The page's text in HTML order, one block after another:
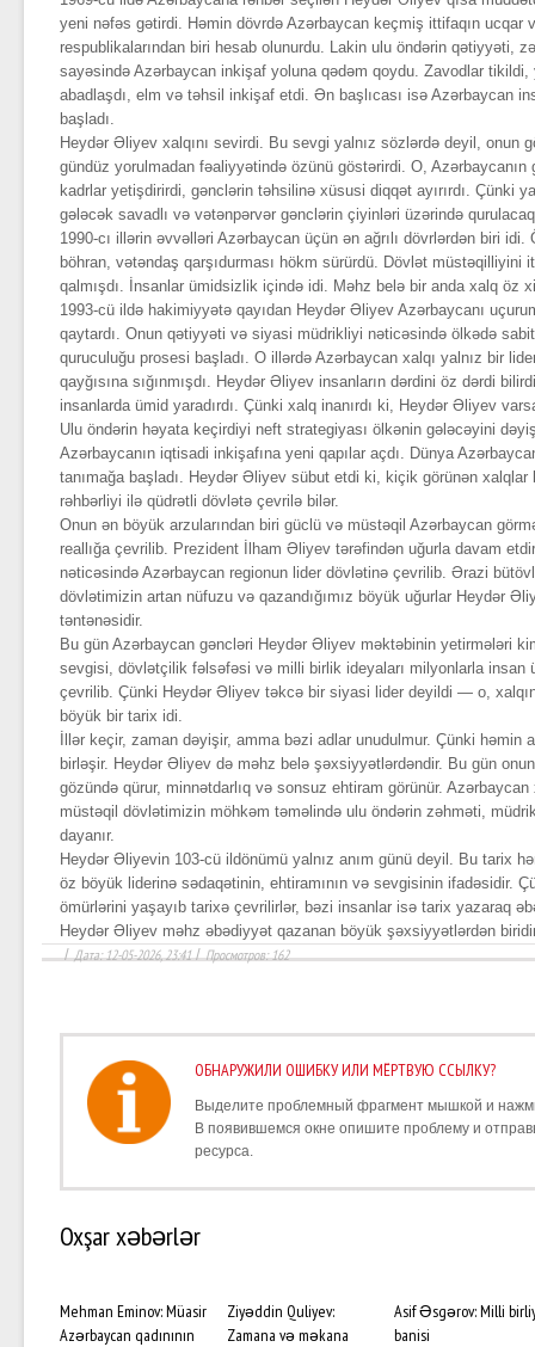
yeni nəfəs gətirdi. Həmin dövrdə Azərbaycan keçmiş ittifaqın ucqar
respublikalarından biri hesab olunurdu. Lakin ulu öndərin qətiyyəti,
sayəsində Azərbaycan inkişaf yoluna qədəm qoydu. Zavodlar tikildi,
abadlaşdı, elm və təhsil inkişaf etdi. Ən başlıcası isə Azərbaycan
başladı.
Heydər Əliyev xalqını sevirdi. Bu sevgi yalnız sözlərdə deyil, onun
gündüz yorulmadan fəaliyyətində özünü göstərirdi. O,
kadrlar yetişdirirdi, gənclərin təhsilinə xüsusi diqqət ayırırdı. Çünki
gələcək savadlı və vətənpərvər gənclərin çiyinləri üzərində
1990-cı illərin əvvəlləri Azərbaycan üçün ən ağrılı dövrlərdən biri
böhran, vətəndaş qarşıdurması hökm sürürdü. Dövlət müstəqilliyini
qalmışdı. İnsanlar ümidsizlik içində idi. Məhz belə bir anda xalq öz
1993-cü ildə hakimiyyətə qayıdan Heydər Əliyev Azərbaycanı
qaytardı. Onun qətiyyəti və siyasi müdrikliyi nəticəsində ölkədə
quruculuğu prosesi başladı. O illərdə Azərbaycan xalqı yalnız bir
qayğısına sığınmışdı. Heydər Əliyev insanların dərdini öz dərdi
insanlarda ümid yaradırdı. Çünki xalq inanırdı ki, Heydər Əliyev
Ulu öndərin həyata keçirdiyi neft strategiyası ölkənin gələcəyini
Azərbaycanın iqtisadi inkişafına yeni qapılar açdı. Dünya
tanımağa başladı. Heydər Əliyev sübut etdi ki, kiçik görünən xalqlar
rəhbərliyi ilə qüdrətli dövlətə çevrilə bilər.
Onun ən böyük arzularından biri güclü və müstəqil Azərbaycan
reallığa çevrilib. Prezident İlham Əliyev tərəfindən uğurla davam
nəticəsində Azərbaycan regionun lider dövlətinə çevrilib. Ərazi
dövlətimizin artan nüfuzu və qazandığımız böyük uğurlar Heydər
təntənəsidir.
Bu gün Azərbaycan gəncləri Heydər Əliyev məktəbinin yetirmələri
sevgisi, dövlətçilik fəlsəfəsi və milli birlik ideyaları milyonlarla insan
çevrilib. Çünki Heydər Əliyev təkcə bir siyasi lider deyildi — o,
böyük bir tarix idi.
İllər keçir, zaman dəyişir, amma bəzi adlar unudulmur. Çünki həmin
birləşir. Heydər Əliyev də məhz belə şəxsiyyətlərdəndir. Bu gün
gözündə qürur, minnətdarlıq və sonsuz ehtiram görünür. Azərbaycan
müstəqil dövlətimizin möhkəm təməlində ulu öndərin zəhməti,
dayanır.
Heydər Əliyevin 103-cü ildönümü yalnız anım günü deyil. Bu tarix
öz böyük liderinə sədaqətinin, ehtiramının və sevgisinin ifadəsidir.
ömürlərini yaşayıb tarixə çevrilirlər, bəzi insanlar isə tarix yazaraq
Heydər Əliyev məhz əbədiyyət qazanan böyük şəxsiyyətlərdən
/Дата: 12-05-2026, 23:41/Просмотров: 162
ОБНАРУЖИЛИ ОШИБКУ ИЛИ МЁРТВУЮ ССЫЛКУ?
Выделите проблемный фрагмент мышкой и
В появившемся окне опишите проблему и
ресурса.
Oxşar xəbərlər
Mehman Eminov: Müasir
Azərbaycan qadınının
Ziyəddin Quliyev:
Zamana və məkana
Asif Əsgərov: Milli
banisi